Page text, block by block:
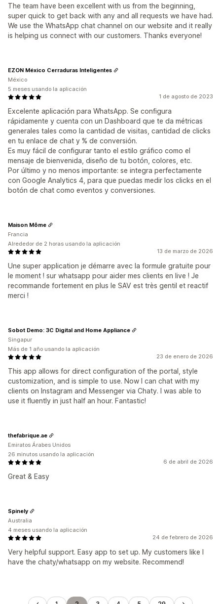
The team have been excellent with us from the beginning,
super quick to get back with any and all requests we have had.
We use the WhatsApp chat channel on our website and it really
is helping us connect with our customers. Thanks everyone!
1 de agosto de 2023
Excelente aplicación para WhatsApp. Se configura
rápidamente y cuenta con un Dashboard que te da métricas
generales tales como la cantidad de visitas, cantidad de clicks
en tu enlace de chat y % de conversión.
Es muy fácil de configurar tanto el estilo gráfico como el
mensaje de bienvenida, diseño de tu botón, colores, etc.
Por último y no menos importante: se integra perfectamente
con Google Analytics 4, para que puedas medir los clicks en el
botón de chat como eventos y conversiones.
EZON México Cerraduras Inteligentes
México
5 meses usando la aplicación
13 de marzo de 2026
Une super application je démarre avec la formule gratuite pour
le moment ! sur whatsapp pour aider mes clients en live ! Je
recommande fortement en plus le SAV est très gentil et reactif
merci !
Maison Môme
Francia
Alrededor de 2 horas usando la aplicación
23 de enero de 2026
This app allows for direct configuration of the portal, style
customization, and is simple to use. Now I can chat with my
clients on Instagram and Messenger via Chaty. I was able to
use it fluently in just half an hour. Fantastic!
Sobot Demo: 3C Digital and Home Appliance
Singapur
Más de 1 año usando la aplicación
6 de abril de 2026
Great & Easy
thefabrique.ae
Emiratos Árabes Unidos
26 minutos usando la aplicación
24 de febrero de 2026
Very helpful support. Easy app to set up. My customers like I
have the chaty/whatsapp on my website. Recommend!
Spinely
Australia
4 meses usando la aplicación